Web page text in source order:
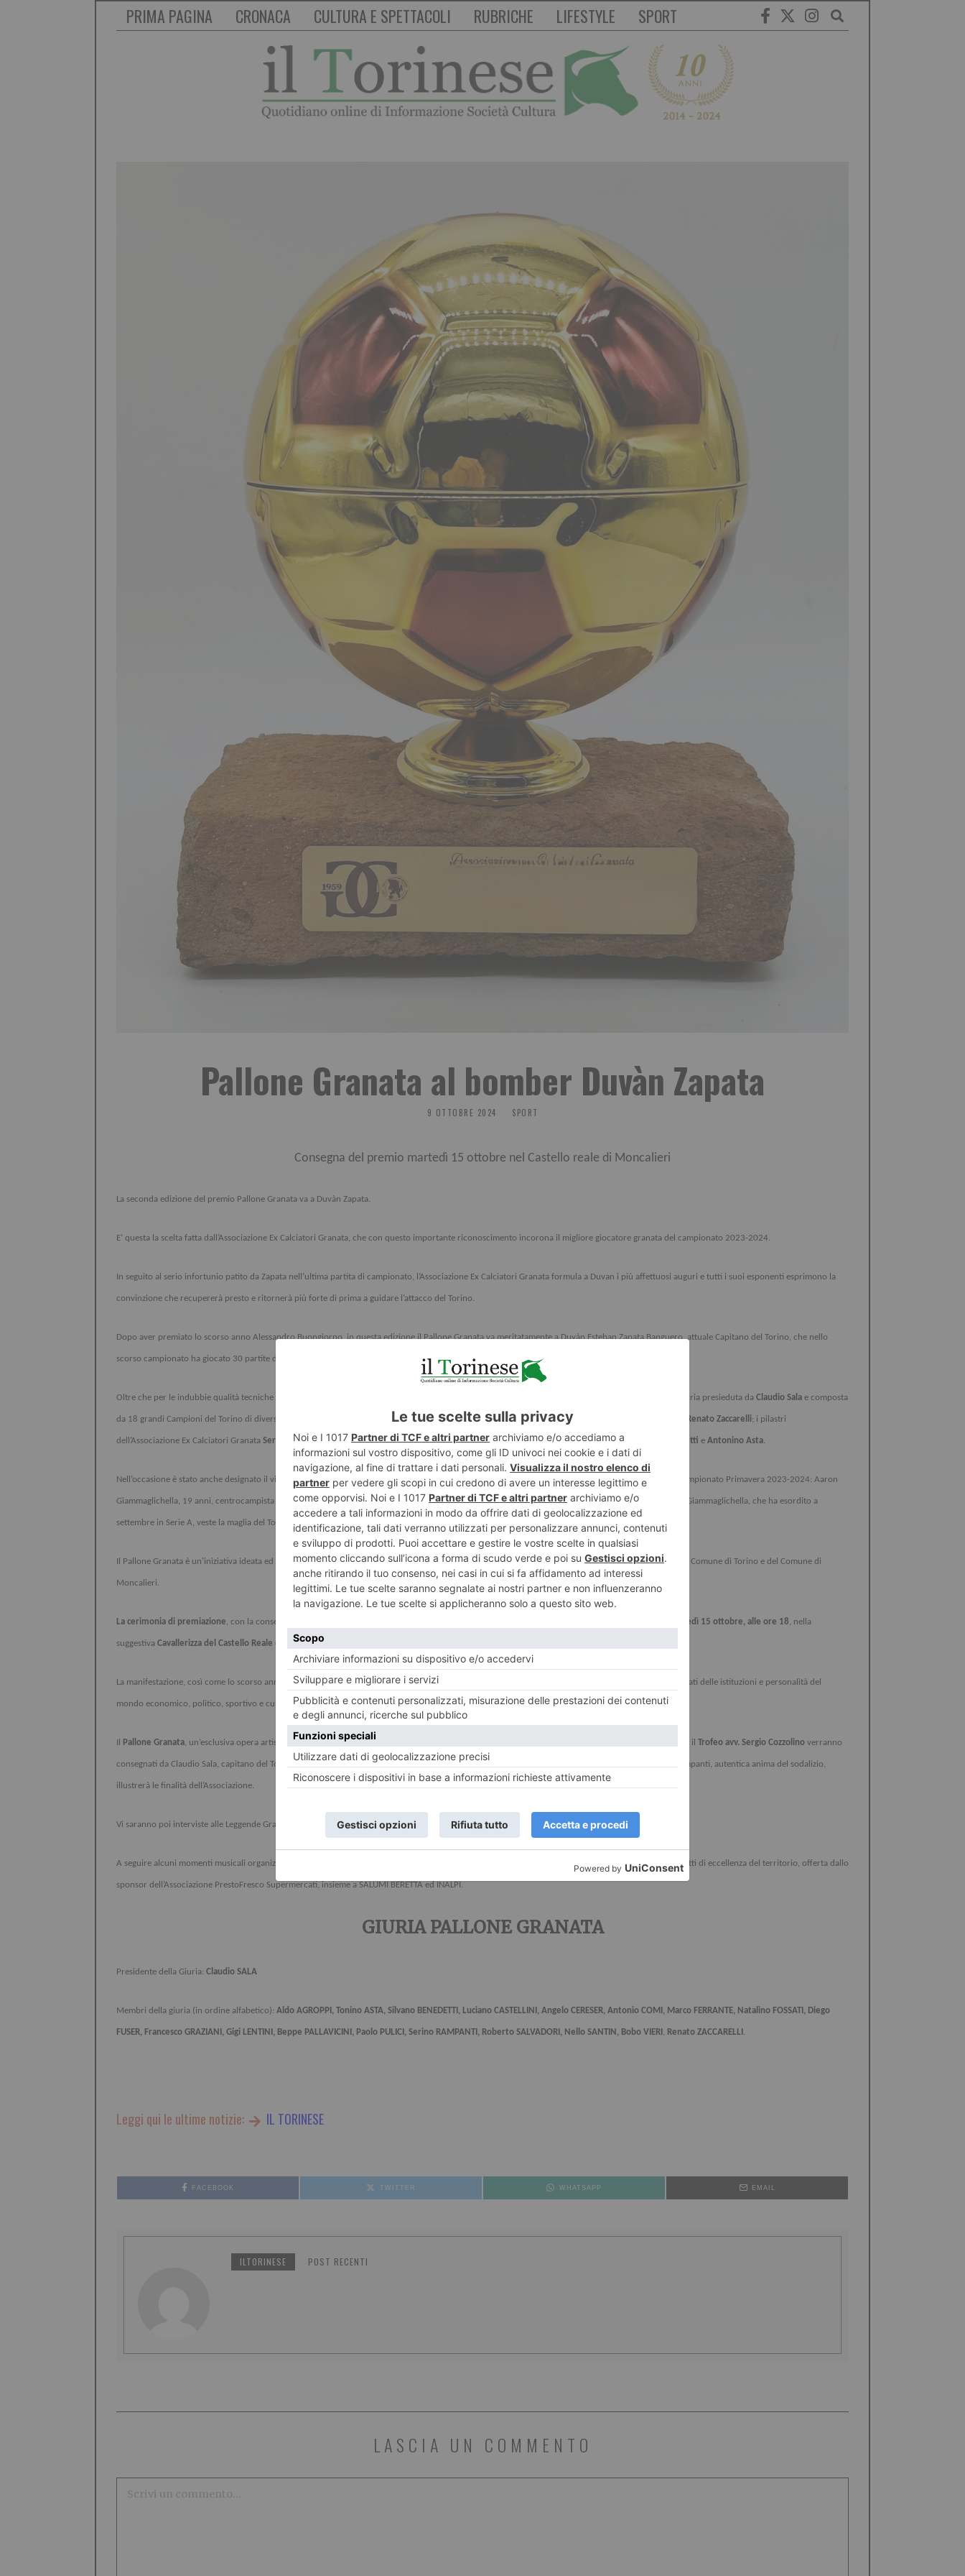
PRIMA PAGINA CRONACA CULTURA E SPETTACOLI RUBRICHE LIFESTYLE SPORT
Pallone Granata al bomber Duvàn Zapata
9 OTTOBRE 2024 SPORT
Consegna del premio martedì 15 ottobre nel Castello reale di Moncalieri
La seconda edizione del premio Pallone Granata va a Duvàn Zapata.
E’ questa la scelta fatta dall’Associazione Ex Calciatori Granata, che con questo importante riconoscimento incorona il migliore giocatore granata del campionato 2023-2024.
In seguito al serio infortunio patito da Zapata nell’ultima partita di campionato, l’Associazione Ex Calciatori Granata formula a Duvan i più affettuosi auguri e tutti i suoi esponenti esprimono la
convinzione che recupererà presto e ritornerà più forte di prima a guidare l’attacco del Torino.
Dopo aver premiato lo scorso anno Alessandro Buongiorno, in questa edizione il Pallone Granata va meritatamente a Duvàn Esteban Zapata Banguero, attuale Capitano del Torino, che nello
scorso campionato ha giocato 30 partite da titolare e segnato 12 reti, risultando il miglior marcatore della squadra.
Oltre che per le indubbie qualità tecniche e agonistiche, Zapata è stato scelto per le sue doti umane e per il forte attaccamento ai valori granata dalla giuria presieduta da Claudio Sala e composta
da 18 grandi Campioni del Torino di diverse generazioni: tra i quali i “Gemelli del Gol”Paolo PulicieFrancesco Graziani; il Giaguaro Renato Zaccarelli; i pilastri
dell’Associazione Ex Calciatori Granata Serino Rampanti eGiuseppe Pallavicini; campioni più recenti comeBobo Vieri,Marco Ferrante Silvano Benedetti e Antonino Asta.
Nell’occasione è stato anche designato il vincitore della seconda edizione delTrofeo avv. Sergio Cozzolino, attribuito al miglior giocatore granata, del campionato Primavera 2023-2024: Aaron
Giammaglichella, 19 anni, centrocampista offensivo con il “vizio” del goal,titolare della Nazionale Italiana Under 19, con presenze anche nell’Under 20. Giammaglichella, che ha esordito a
settembre in Serie A, veste la maglia del Torino da 14 anni ed ha fatto tutta la trafila delle giovanili.
Il Pallone Granata è un’iniziativa ideata ed organizzatadall’Associazione Ex Calciatori Granata, che si svolge con il patrocinio della Regione Piemonte, del Comune di Torino e del Comune di
Moncalieri.
La cerimonia di premiazione, con la consegna del Pallone Granata a Duvan Zapata e del trofeo Avv. Cozzolino ad Aaron Giammaglichella, avverrà martedì 15 ottobre, alle ore 18, nella
suggestiva Cavallerizza del Castello Reale di Moncalieri
La manifestazione, così come lo scorso anno, vedrà presenti i vertici dell’Associazione Ex Calciatori Granata, i membri della qualificata giuria, rappresentati delle istituzioni e personalità del
mondo economico, politico, sportivo e culturale.
Il Pallone Granata, un’esclusiva opera artistica realizzata montando un pallone a riquadri oro e granata su un autentico mattone del vecchio Filadelfia, e il Trofeo avv. Sergio Cozzolino verranno
consegnati da Claudio Sala, capitano del Torino dello scudetto 1976 ed attuale Presidente dell’Associazione Ex Calciatori Granata Ets, mentre Serino Rampanti, autentica anima del sodalizio,
illustrerà le finalità dell’Associazione.
Vi saranno poi interviste alle Leggende Granata presenti.
A seguire alcuni momenti musicali organizzati da VERTIGO LIVE CLUB, che vedranno sul palco i più famosi cantanti granata, e una degustazione di prodotti di eccellenza del territorio, offerta dallo
sponsor dell’Associazione PrestoFresco Supermercati, insieme a SALUMI BERETTA ed INALPI.
GIURIA PALLONE GRANATA
Presidente della Giuria: Claudio SALA
Membri della giuria (in ordine alfabetico): Aldo AGROPPI, Tonino ASTA, Silvano BENEDETTI, Luciano CASTELLINI, Angelo CERESER, Antonio COMI, Marco FERRANTE, Natalino FOSSATI, Diego
FUSER, Francesco GRAZIANI, Gigi LENTINI, Beppe PALLAVICINI, Paolo PULICI, Serino RAMPANTI, Roberto SALVADORI, Nello SANTIN, Bobo VIERI , Renato ZACCARELLI .
Leggi qui le ultime notizie: IL TORINESE
FACEBOOK TWITTER WHATSAPP EMAIL
ILTORINESE POST RECENTI
LASCIA UN COMMENTO